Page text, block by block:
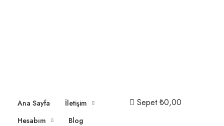
Ana Sayfa
İletişim
Hesabım
Blog
Sepet ₺0,00